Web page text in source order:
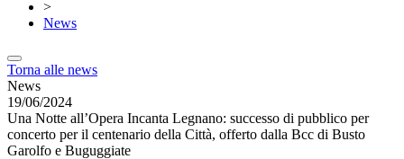
>
News
Torna alle news
News
19/06/2024
Una Notte all’Opera Incanta Legnano: successo di pubblico per
concerto per il centenario della Città, offerto dalla Bcc di Busto
Garolfo e Buguggiate